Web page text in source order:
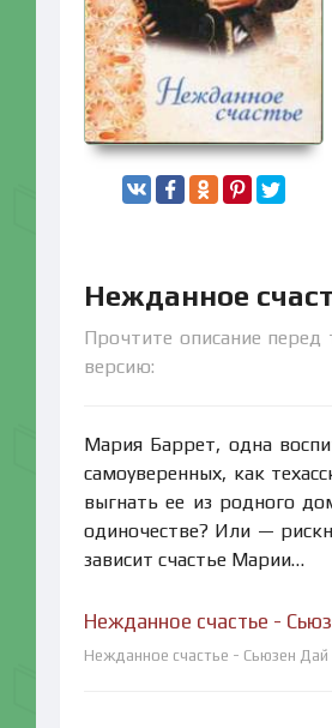
Нежданное
Прочтите описание
версию:
Мария Баррет, одна
самоуверенных, как
выгнать ее из родного
одиночестве? Или —
зависит счастье Марии…
Нежданное счастье -
Нежданное счастье - Сьюзен Дай